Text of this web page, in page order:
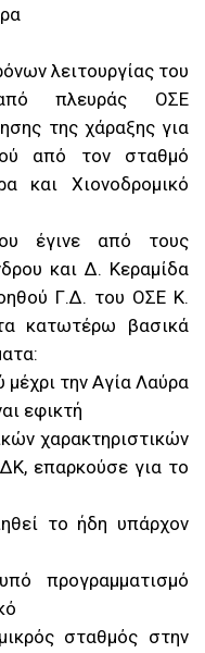
λειτουργίας του
πλευράς ΟΣΕ
της χάραξης για
από τον σταθμό
και Χιονοδρομικό
έγινε από τους
και Δ. Κεραμίδα
Γ.Δ. του ΟΣΕ Κ.
κατωτέρω βασικά
την Αγία Λαύρα
εφικτή
χαρακτηριστικών
επαρκούσε για το
το ήδη υπάρχον
προγραμματισμό
σταθμός στην